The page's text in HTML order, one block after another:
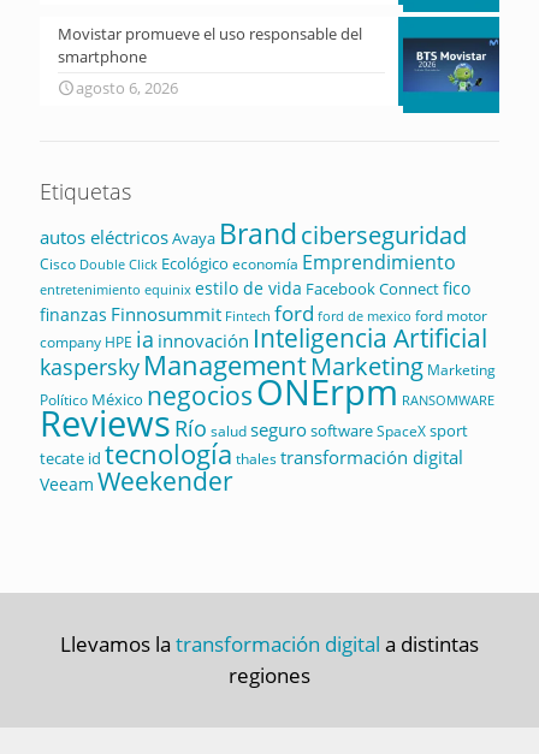
Movistar promueve el uso responsable del
smartphone
agosto 6, 2026
Etiquetas
autos eléctricosAvaya Brandciberseguridad
Cisco Double Click Ecológico economía Emprendimiento
entretenimiento equinix estilo de vida Facebook Connectfico
finanzas Finnosummit Fintech ford ford de mexico ford motor
company HPE ia innovación Inteligencia Artificial
kaspersky ManagementMarketing Marketing
Político México negociosONErpm RANSOMWARE
Reviews Río saludsegurosoftwareSpaceXsport
tecate id tecnología thalestransformación digital
Veeam Weekender
Llevamos la transformación digital a distintas
regiones